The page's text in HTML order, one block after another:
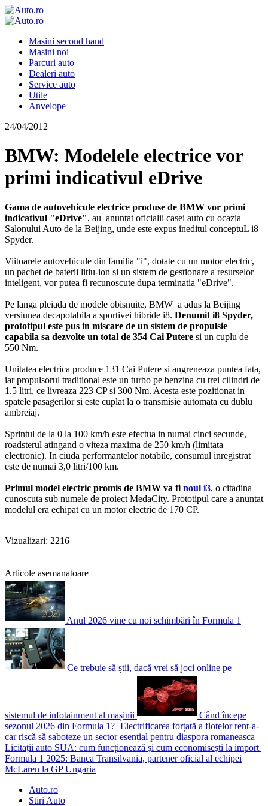
Masini second hand
Masini noi
Parcuri auto
Dealeri auto
Service auto
Utile
Anvelope
24/04/2012
BMW: Modelele electrice vor
primi indicativul eDrive
Gama de autovehicule electrice produse de BMW vor primi
indicativul "eDrive", au anuntat oficialii casei auto cu ocazia
Salonului Auto de la Beijing, unde este expus ineditul conceptuL i8
Spyder.
Viitoarele autovehicule din familia "i", dotate cu un motor electric,
un pachet de baterii litiu-ion si un sistem de gestionare a resurselor
inteligent, vor putea fi recunoscute dupa terminatia "eDrive".
Pe langa pleiada de modele obisnuite, BMW a adus la Beijing
versiunea decapotabila a sportivei hibride i8. Denumit i8 Spyder,
prototipul este pus in miscare de un sistem de propulsie
capabila sa dezvolte un total de 354 Cai Putere si un cuplu de
550 Nm.
Unitatea electrica produce 131 Cai Putere si angreneaza puntea fata,
iar propulsorul traditional este un turbo pe benzina cu trei cilindri de
1.5 litri, ce livreaza 223 CP si 300 Nm. Acesta este pozitionat in
spatele pasagerilor si este cuplat la o transmisie automata cu dublu
ambreiaj.
Sprintul de la 0 la 100 km/h este efectua in numai cinci secunde,
roadsterul atingand o viteza maxima de 250 km/h (limitata
electronic). In ciuda performantelor notabile, consumul inregistrat
este de numai 3,0 litri/100 km.
Primul model electric promis de BMW va fi noul i3, o citadina
cunoscuta sub numele de proiect MedaCity. Prototipul care a anuntat
modelul era echipat cu un motor electric de 170 CP.
Vizualizari: 2216
Articole asemanatoare
Anul 2026 vine cu noi schimbări în Formula 1
Ce trebuie să știi, dacă vrei să joci online pe
sistemul de infotainment al mașinii
Când începe
sezonul 2026 din Formula 1? Electrificarea forțată a flotelor rent-a-
car riscă să saboteze un sector esențial pentru diaspora romaneasca
Licitații auto SUA: cum funcționează și cum economisești la import
Formula 1 2025: Banca Transilvania, partener oficial al echipei
McLaren la GP Ungaria
Auto.ro
Stiri Auto